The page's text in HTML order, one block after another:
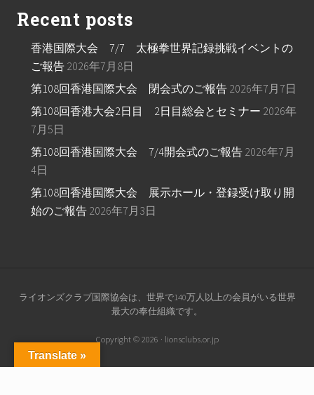
Recent posts
香港国際大会 7/7 太極拳世界記録挑戦イベントの
ご報告 2026年7月8日
第108回香港国際大会 閉会式のご報告 2026年7月7日
第108回香港大会2日目 2日目総会とセミナー 2026年
7月5日
第108回香港国際大会 7/4開会式のご報告 2026年7月
4日
第108回香港国際大会 展示ホール・登録受け取り開
始のご報告 2026年7月3日
Site
ライオンズクラブ国際協会は、世界で140万人以上の会員がいる世界
最大の奉仕組織です。
Copyright © 2026 · lionsclubs.or.jp
Translate »